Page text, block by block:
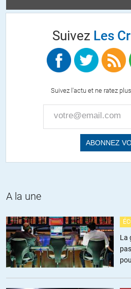
il faut placer son argent dans les
diversifier . concernant les monnaies
taux de change mais sur le tissu socio-
de l’argent étranger, c’est acheter un
pays … donc, qu’est-ce qu’offre le pays
le monde , mais il me fait penser à un
ans (carbonisé)
Sur l’Euro, il me semble offrir plus de
génétique lourde.
Pour la France : mercredi 2 janvier 2013 !
Mardi 10 janvier 2012 :
Suivez Les
Suivez l'actu et ne ratez
A la une
La